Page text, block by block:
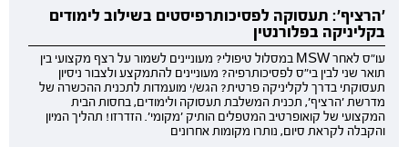
'הרציף': תעסוקה לפסיכותרפיסטים בשילוב לימודים
בקליניקה בפלורנטין
עו"ס לאחר MSW במסלול טיפולי? מעוניינים לשמור על רצף מקצועי בין
תואר שני לבין בי"ס לפסיכותרפיה? מעוניינים להתמקצע ולצבור ניסיון
תעסוקתי בדרך לקליניקה פרטית? הגש/י מועמדות לתכנית ההכשרה של
מדרשת 'הרציף', תכנית המשלבת תעסוקה ולימודים, בחסות הבית
המקצועי של קואופרטיב המטפלים הותיק 'מקומי'. הזדרזו! תהליך המיון
והקבלה לקראת סיום, נותרו מקומות אחרונים